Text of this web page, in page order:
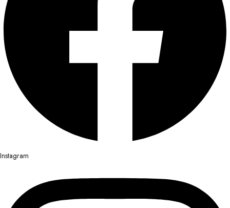
Instagram